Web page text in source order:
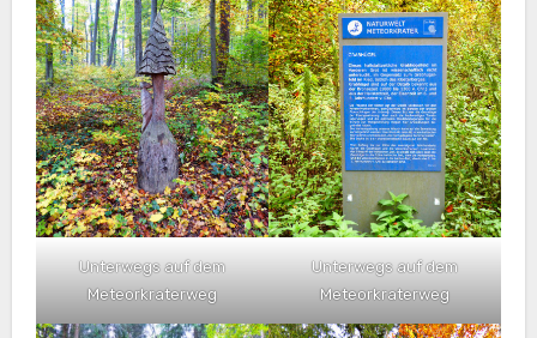
Unterwegs auf dem
Meteorkraterweg
Unterwegs auf dem
Meteorkraterweg